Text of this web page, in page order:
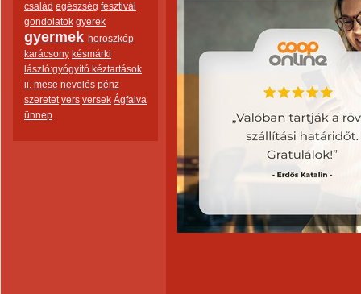
család egészség fesztivál
gondolatok gyerek
gyermek horoszkóp
karácsony késmárki
lászló:gyógyító kéztartások
ii. mese nevelés pénz
szeretet vers versek Ágfalva
ünnep